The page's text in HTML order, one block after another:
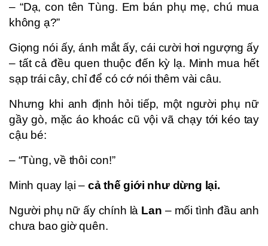
– “Dạ, con tên Tùng. Em bán phụ mẹ, chú mua
không ạ?”
Giọng nói ấy, ánh mắt ấy, cái cười hơi ngượng ấy
– tất cả đều quen thuộc đến kỳ lạ. Minh mua hết
sạp trái cây, chỉ để có cớ nói thêm vài câu.
Nhưng khi anh định hỏi tiếp, một người phụ nữ
gầy gò, mặc áo khoác cũ vội vã chạy tới kéo tay
cậu bé:
– “Tùng, về thôi con!”
Minh quay lại – cả thế giới như dừng lại.
Người phụ nữ ấy chính là Lan – mối tình đầu anh
chưa bao giờ quên.